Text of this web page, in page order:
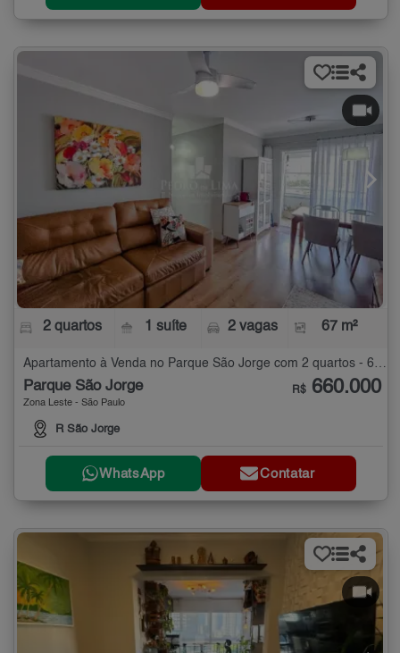
2 quartos 1 suíte 2 vagas 67 m²
Apartamento à Venda no Parque São Jorge com 2 quartos - 67 m²
Parque São Jorge
Zona Leste - São Paulo
R São Jorge
R$ 660.000
WhatsApp Contatar